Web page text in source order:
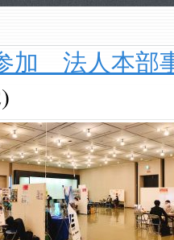
加 法人本部